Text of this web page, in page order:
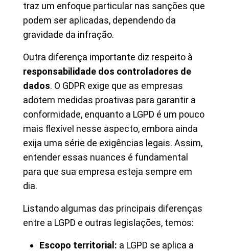
traz um enfoque particular nas sanções que
podem ser aplicadas, dependendo da
gravidade da infração.
Outra diferença importante diz respeito à
responsabilidade dos controladores de
dados. O GDPR exige que as empresas
adotem medidas proativas para garantir a
conformidade, enquanto a LGPD é um pouco
mais flexível nesse aspecto, embora ainda
exija uma série de exigências legais. Assim,
entender essas nuances é fundamental
para que sua empresa esteja sempre em
dia.
Listando algumas das principais diferenças
entre a LGPD e outras legislações, temos:
Escopo territorial: a LGPD se aplica a